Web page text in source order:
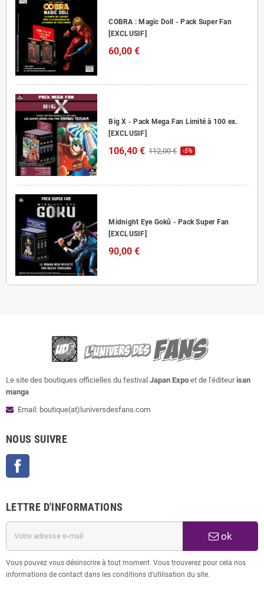
COBRA : Magic Doll - Pack Super Fan
[EXCLUSIF]
60,00 €
Big X - Pack Mega Fan Limité à 100 ex.
[EXCLUSIF]
106,40 € 112,00 € -5%
Midnight Eye Gokû - Pack Super Fan
[EXCLUSIF]
90,00 €
Le site des boutiques officielles du festival Japan Expo et de l'éditeurisan
manga
Email: boutique(at)luniversdesfans.com
NOUS SUIVRE
LETTRE D'INFORMATIONS
ok
Vous pouvez vous désinscrire à tout moment. Vous trouverez pour cela nos
informations de contact dans les conditions d'utilisation du site.